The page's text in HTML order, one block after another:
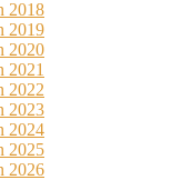
2018
2019
2020
2021
2022
2023
2024
2025
2026